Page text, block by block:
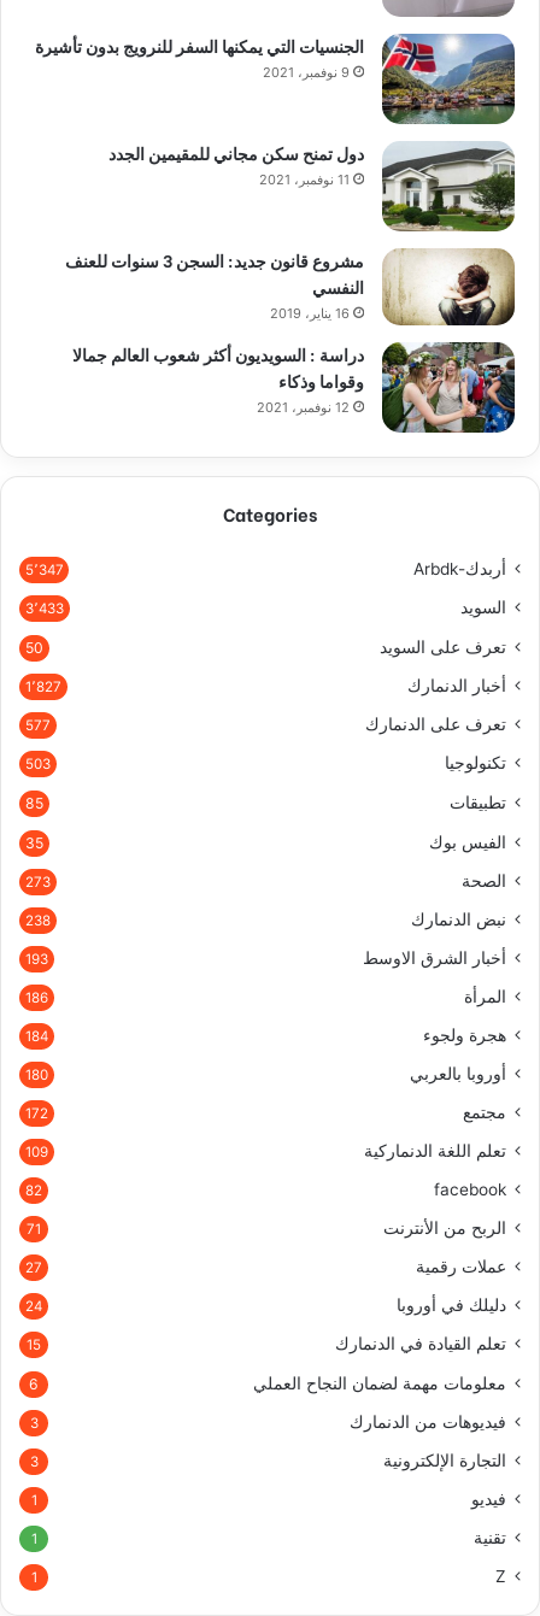
الجنسيات التي يمكنها السفر للنرويج بدون تأشيرة
9 نوفمبر، 2021
دول تمنح سكن مجاني للمقيمين الجدد
11 نوفمبر، 2021
مشروع قانون جديد: السجن 3 سنوات للعنف
النفسي
16 يناير، 2019
دراسة : السويديون أكثر شعوب العالم جمالا
وقواما وذكاء
12 نوفمبر، 2021
Categories
أربدك-Arbdk 5٬347
السويد 3٬433
تعرف على السويد 50
أخبار الدنمارك 1٬827
تعرف على الدنمارك 577
تكنولوجيا 503
تطبيقات 85
الفيس بوك 35
الصحة 273
نبض الدنمارك 238
أخبار الشرق الاوسط 193
المرأة 186
هجرة ولجوء 184
أوروبا بالعربي 180
مجتمع 172
تعلم اللغة الدنماركية 109
facebook
82
الربح من الأنترنت 71
عملات رقمية 27
دليلك في أوروبا 24
تعلم القيادة في الدنمارك 15
معلومات مهمة لضمان النجاح العملي 6
فيديوهات من الدنمارك 3
التجارة الإلكترونية 3
فيديو 1
تقنية 1
Z
1